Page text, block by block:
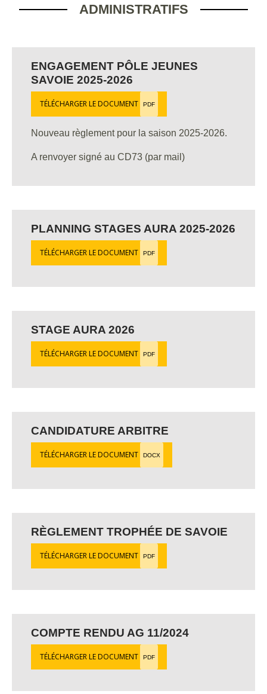
ADMINISTRATIFS
ENGAGEMENT PÔLE JEUNES
SAVOIE 2025-2026
TÉLÉCHARGER LE DOCUMENT PDF
Nouveau règlement pour la saison 2025-2026.
A renvoyer signé au CD73 (par mail)
PLANNING STAGES AURA 2025-2026
TÉLÉCHARGER LE DOCUMENT PDF
STAGE AURA 2026
TÉLÉCHARGER LE DOCUMENT PDF
CANDIDATURE ARBITRE
TÉLÉCHARGER LE DOCUMENT DOCX
RÈGLEMENT TROPHÉE DE SAVOIE
TÉLÉCHARGER LE DOCUMENT PDF
COMPTE RENDU AG 11/2024
TÉLÉCHARGER LE DOCUMENT PDF